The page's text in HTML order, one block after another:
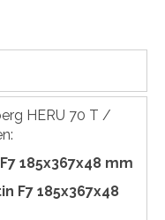
HERU 70 T /
185x367x48 mm
F7 185x367x48